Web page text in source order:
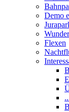
Demo
Flexen